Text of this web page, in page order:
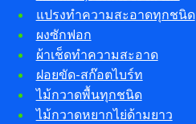
แปรงทำความสะอาดทุกชนิด
ผงซักฟอก
ผ้าเช็ดทำความสะอาด
ฝอยขัด-สก๊อตไบร์ท
ไม้กวาดพื้นทุกชนิด
ไม้กวาดหยากไย่ด้ามยาว